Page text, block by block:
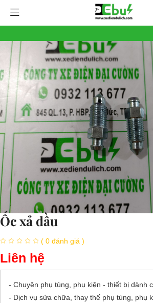
Ốc xả dầu
( 0 đánh giá )
Liên hệ
- Chuyên phụ tùng, phụ kiện - thiết bị dành
- Dịch vụ sửa chữa, thay thế phụ tùng, phụ